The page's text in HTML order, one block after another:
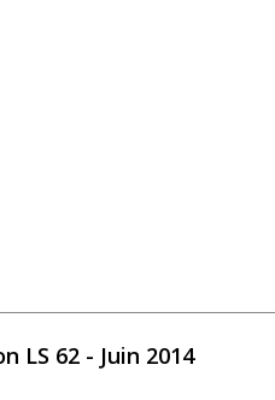
LS 62 - Juin 2014